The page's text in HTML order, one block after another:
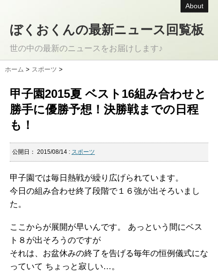
About
ぼくおくんの最新ニュース回覧板
世の中の最新のニュースをお届けします♪
ホーム > スポーツ >
甲子園2015夏 ベスト16組み合わせと
勝手に優勝予想！決勝戦までの日程
も！
公開日： 2015/08/14 : スポーツ
甲子園では毎日熱戦が繰り広げられています。
今日の組み合わせ終了段階で１６強が出そろいまし
た。
ここからが展開が早いんです。 あっという間にベス
ト８が出そろうのですが
それは、お盆休みの終了を告げる毎年の恒例儀式にな
っていて ちょっと寂しい…。